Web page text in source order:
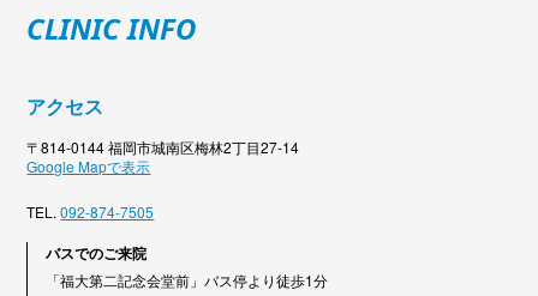
CLINIC INFO
アクセス
〒814-0144 福岡市城南区梅林2丁目27-14
Google Mapで表示
TEL.092-874-7505
バスでのご来院
「福大第二記念会堂前」バス停より徒歩1分